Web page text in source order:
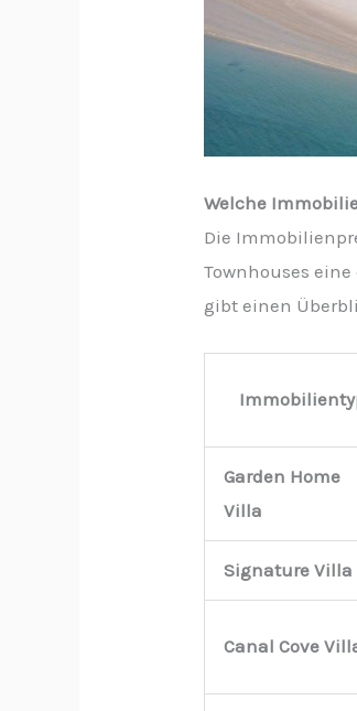
Welche
Die
Townhouses
gibt einen
Garden Home
Villa
Signature Villa
Canal Cove